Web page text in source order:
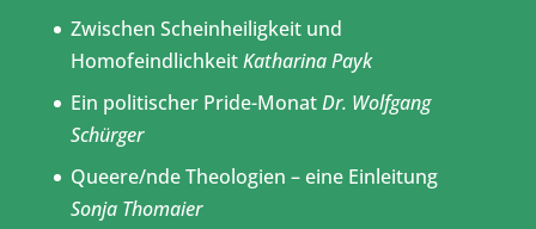
Zwischen Scheinheiligkeit und
HomofeindlichkeitKatharina Payk
Ein politischer Pride-MonatDr. Wolfgang
Schürger
Queere/nde Theologien – eine Einleitung
Sonja Thomaier